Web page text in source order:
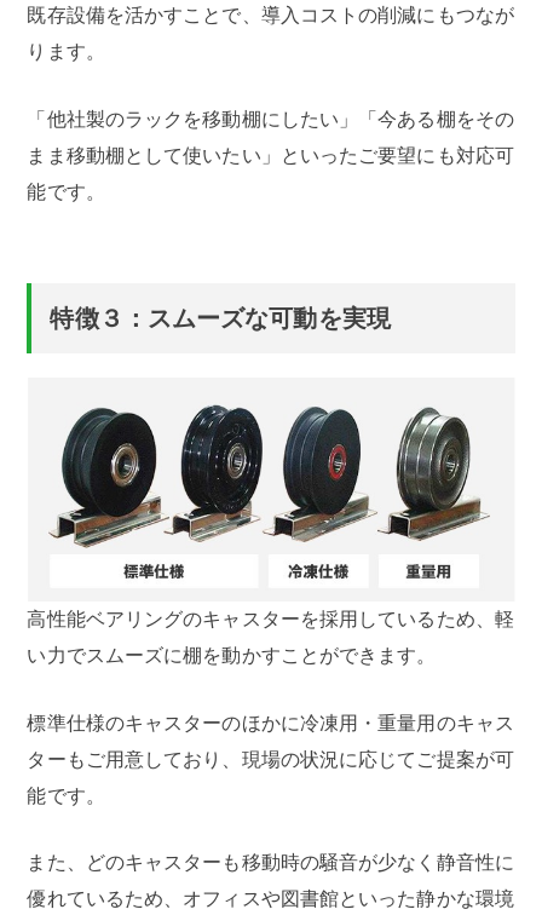
既存設備を活かすことで、導入コストの削減にもつなが
ります。
「他社製のラックを移動棚にしたい」「今ある棚をその
まま移動棚として使いたい」といったご要望にも対応可
能です。
特徴３：スムーズな可動を実現
高性能ベアリングのキャスターを採用しているため、軽
い力でスムーズに棚を動かすことができます。
標準仕様のキャスターのほかに冷凍用・重量用のキャス
ターもご用意しており、現場の状況に応じてご提案が可
能です。
また、どのキャスターも移動時の騒音が少なく静音性に
優れているため、オフィスや図書館といった静かな環境